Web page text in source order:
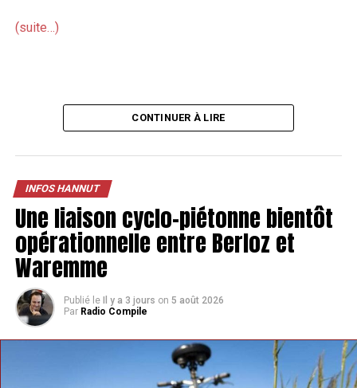
(suite…)
CONTINUER À LIRE
INFOS HANNUT
Une liaison cyclo-piétonne bientôt
opérationnelle entre Berloz et
Waremme
Publié le Il y a 3 jours on 5 août 2026
Par Radio Compile